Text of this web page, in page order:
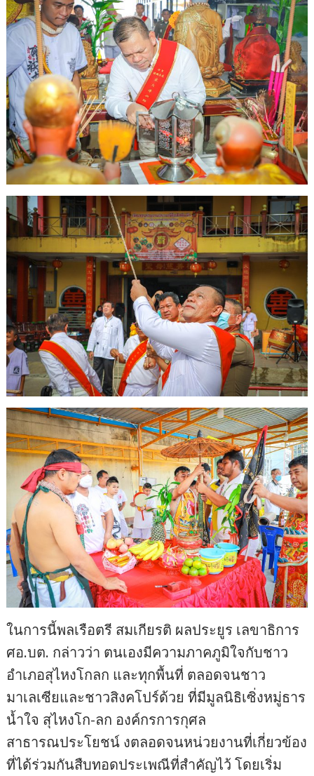
ในการนี้พลเรือตรี สมเกียรติ ผลประยูร เลขาธิการ
ศอ.บต. กล่าวว่า ตนเองมีความภาคภูมิใจกับชาว
อำเภอสุไหงโกลก และทุกพื้นที่ ตลอดจนชาว
มาเลเซียและชาวสิงคโปร์ด้วย ที่มีมูลนิธิเซิ่งหมู่ธาร
น้ำใจ สุไหงโก-ลก องค์กรการกุศล
สาธารณประโยชน์ งตลอดจนหน่วยงานที่เกี่ยวข้อง
ที่ได้ร่วมกันสืบทอดประเพณีที่สำคัญไว้ โดยเริ่ม